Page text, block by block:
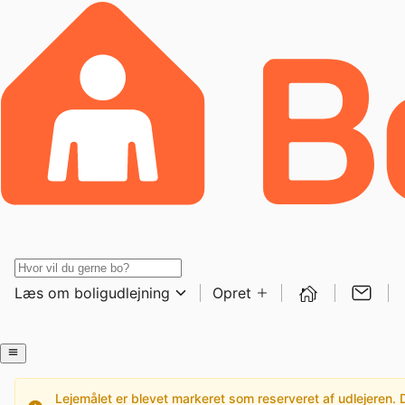
Læs om boligudlejning Opret
Lejemålet er blevet markeret som reserveret af